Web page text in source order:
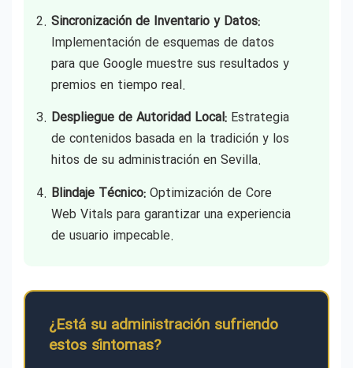
Sincronización de Inventario y Datos:
Implementación de esquemas de datos
para que Google muestre sus resultados y
premios en tiempo real.
Despliegue de Autoridad Local: Estrategia
de contenidos basada en la tradición y los
hitos de su administración en Sevilla.
Blindaje Técnico: Optimización de Core
Web Vitals para garantizar una experiencia
de usuario impecable.
¿Está su administración sufriendo
estos síntomas?